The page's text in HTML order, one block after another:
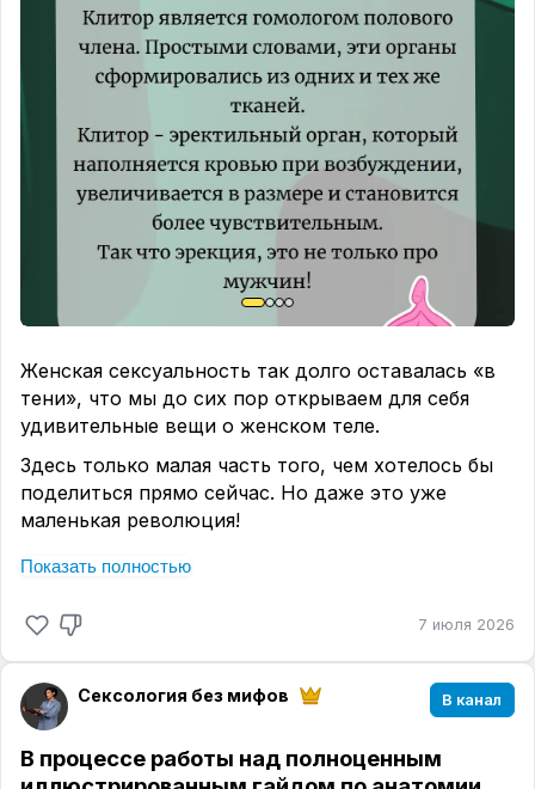
Женская сексуальность так долго оставалась «в
тени», что мы до сих пор открываем для себя
удивительные вещи о женском теле.
Здесь только малая часть того, чем хотелось бы
поделиться прямо сейчас. Но даже это уже
маленькая революция!
Все интересное в карточках 📢
Показать полностью
7 июля 2026
Сексология без мифов В канал
В процессе работы над полноценным